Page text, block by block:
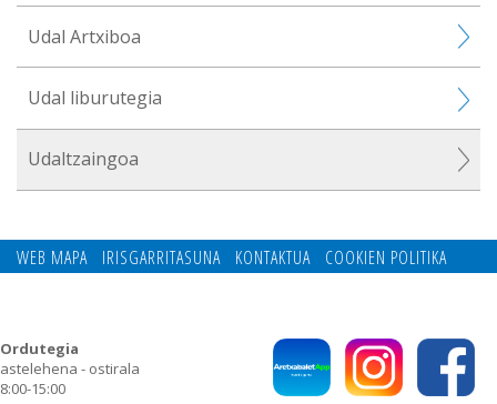
Udal Artxiboa
Udal liburutegia
Udaltzaingoa
WEB MAPA IRISGARRITASUNA KONTAKTUA
COOKIEN POLITIKA
PRIBATUTASUN POLITIKA
Ordutegia
astelehena - ostirala
8:00-15:00